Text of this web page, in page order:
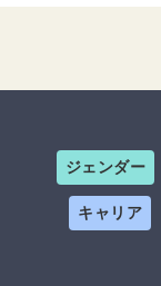
ジェンダー
キャリア